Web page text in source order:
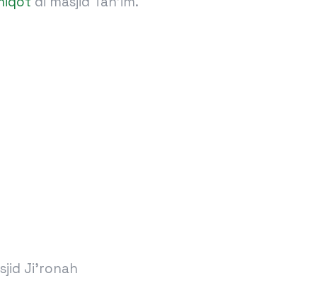
Ji’ronah